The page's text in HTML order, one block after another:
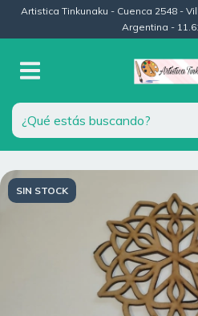
Artistica Tinkunaku - Cuenca 2548 -
Argentina -
SIN STOCK